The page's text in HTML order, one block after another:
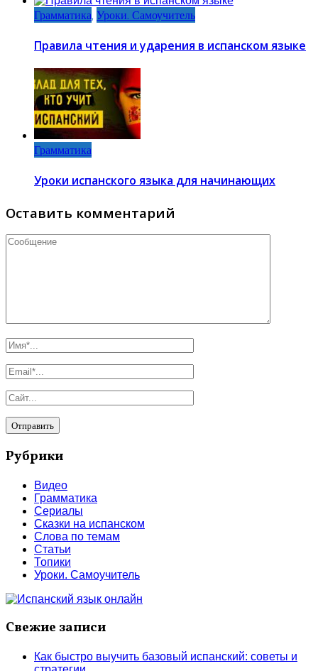
Грамматика, Уроки. Самоучитель
Правила чтения и ударения в испанском языке
Грамматика
Уроки испанского языка для начинающих
Оставить комментарий
Рубрики
Видео
Грамматика
Сериалы
Сказки на испанском
Слова по темам
Статьи
Топики
Уроки. Самоучитель
Свежие записи
Как быстро выучить базовый испанский: советы и